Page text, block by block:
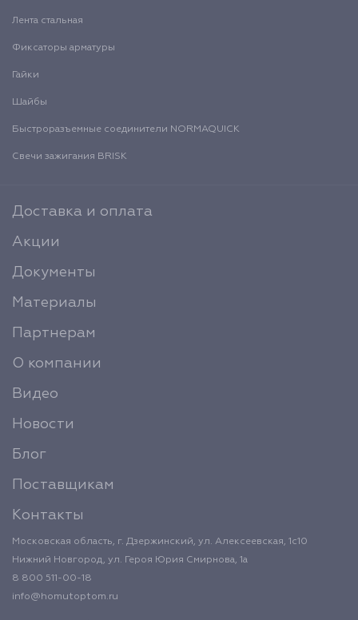
Лента стальная
Фиксаторы арматуры
Гайки
Шайбы
Быстроразъемные соединители NORMAQUICK
Свечи зажигания BRISK
Доставка и оплата
Акции
Документы
Материалы
Партнерам
О компании
Видео
Новости
Блог
Поставщикам
Контакты
Московская область, г. Дзержинский, ул. Алексеевская, 1с10
Нижний Новгород, ул. Героя Юрия Смирнова, 1а
8 800 511-00-18
info@homutoptom.ru